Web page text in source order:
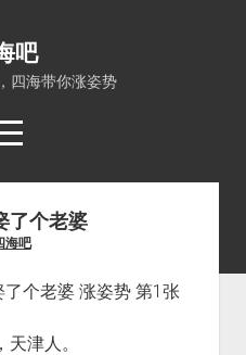
吧
四海带你涨姿势
知识
menu
势
海吧
了个老婆
海吧
津人。